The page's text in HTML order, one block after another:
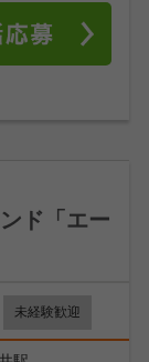
ド「エー
未経験歓迎